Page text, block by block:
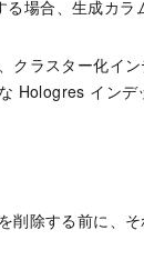
場合、生成カラ
クラスター化イ
Hologres インデ
削除する前に、